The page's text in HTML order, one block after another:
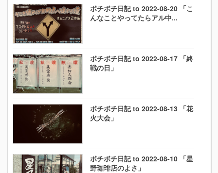
ボチボチ日記 to 2022-08-20 「こ
んなことやってたらアル中...
ボチボチ日記 to 2022-08-17 「終
戦の日」
ボチボチ日記 to 2022-08-13 「花
火大会」
ボチボチ日記 to 2022-08-10 「星
野珈琲店のよさ」